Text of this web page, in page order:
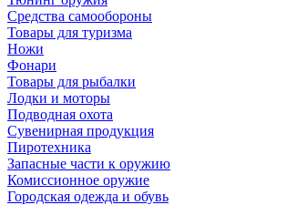
Средства самообороны
Товары для туризма
Ножи
Фонари
Товары для рыбалки
Лодки и моторы
Подводная охота
Сувенирная продукция
Пиротехника
Запасные части к оружию
Комиссионное оружие
Городская одежда и обувь